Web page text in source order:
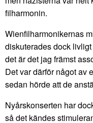
filharmonin.
Wienfilharmonikernas
diskuterades dock
det är det jag främst
Det var därför något av
sedan hörde att de
Nyårskonserten har
så det kändes